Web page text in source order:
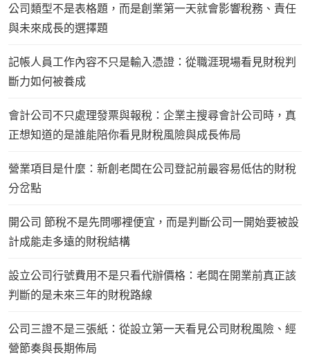
公司類型不是表格題，而是創業第一天就會影響稅務、責任
與未來成長的選擇題
記帳人員工作內容不只是輸入憑證：從職涯現場看見財稅判
斷力如何被養成
會計公司不只處理發票與報稅：企業主搜尋會計公司時，真
正想知道的是誰能陪你看見財稅風險與成長佈局
營業項目是什麼：新創老闆在公司登記前最容易低估的財稅
分岔點
開公司 節稅不是先問哪裡便宜，而是判斷公司一開始要被設
計成能走多遠的財稅結構
設立公司行號費用不是只看代辦價格：老闆在開業前真正該
判斷的是未來三年的財稅路線
公司三證不是三張紙：從設立第一天看見公司財稅風險、經
營節奏與長期佈局